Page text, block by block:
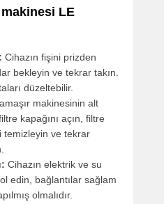
makinesi LE
Cihazın fişini prizden
bekleyin ve tekrar takın.
düzeltebilir.
makinesinin alt
kapağını açın, filtre
temizleyin ve tekrar
Cihazın elektrik ve su
edin, bağlantılar sağlam
olmalıdır.